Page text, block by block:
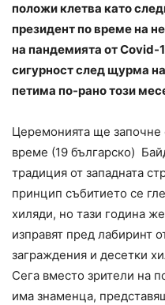
положи клетва като
президент по време на
на пандемията от Covid-
сигурност след щурма
петима по-рано този
Церемонията ще започне
време (19 българско)
традиция от западната
принцип събитието се
хиляди, но тази година
изправят пред лабиринт
заграждения и десетки
Сега вместо зрители на
има знаменца,